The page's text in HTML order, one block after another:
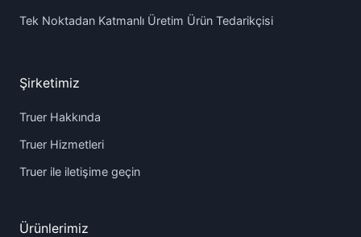
Tek Noktadan Katmanlı Üretim Ürün Tedarikçisi
Şirketimiz
Truer Hakkında
Truer Hizmetleri
Truer ile iletişime geçin
Ürünlerimiz